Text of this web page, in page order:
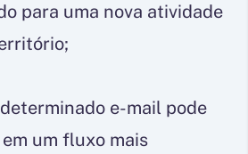
para uma nova atividade
e-mail pode
um fluxo mais